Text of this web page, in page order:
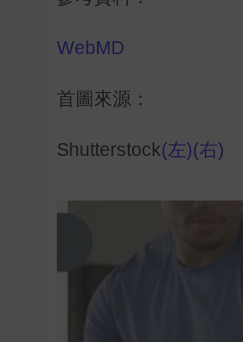
WebMD
首圖來源：
Shutterstock(左)(右)